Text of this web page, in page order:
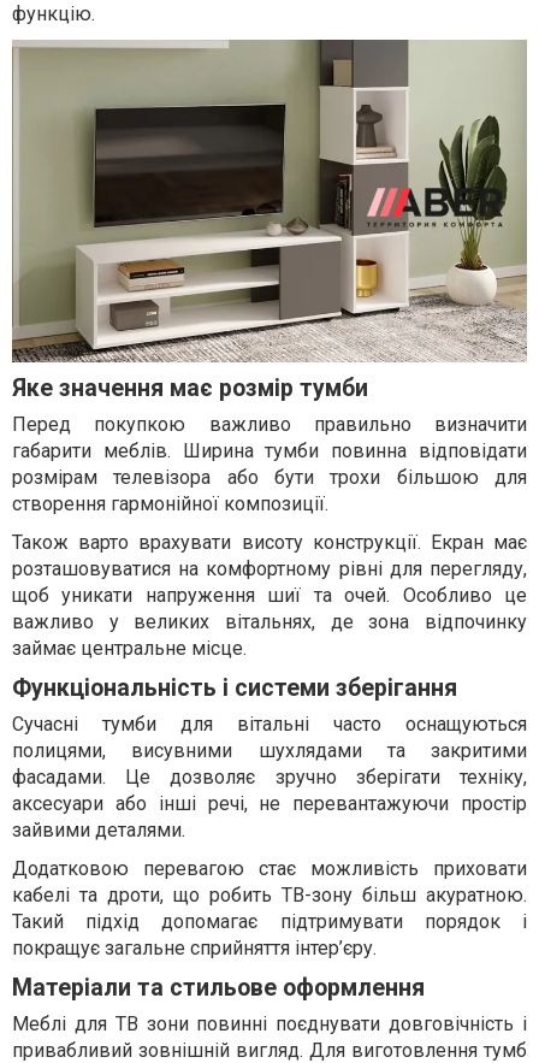
функцію.
Яке значення має розмір тумби
Перед покупкою важливо правильно визначити
габарити меблів. Ширина тумби повинна відповідати
розмірам телевізора або бути трохи більшою для
створення гармонійної композиції.
Також варто врахувати висоту конструкції. Екран має
розташовуватися на комфортному рівні для перегляду,
щоб уникати напруження шиї та очей. Особливо це
важливо у великих вітальнях, де зона відпочинку
займає центральне місце.
Функціональність і системи зберігання
Сучасні тумби для вітальні часто оснащуються
полицями, висувними шухлядами та закритими
фасадами. Це дозволяє зручно зберігати техніку,
аксесуари або інші речі, не перевантажуючи простір
зайвими деталями.
Додатковою перевагою стає можливість приховати
кабелі та дроти, що робить ТВ-зону більш акуратною.
Такий підхід допомагає підтримувати порядок і
покращує загальне сприйняття інтер’єру.
Матеріали та стильове оформлення
Меблі для ТВ зони повинні поєднувати довговічність і
привабливий зовнішній вигляд. Для виготовлення тумб